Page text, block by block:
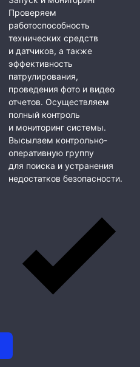
Проверяем
работоспособность
технических средств
и датчиков, а также
эффективность
патрулирования,
проведения фото и видео
отчетов. Осуществляем
полный контроль
и мониторинг системы.
Высылаем контрольно-
оперативную группу
для поиска и устранения
недостатков безопасности.